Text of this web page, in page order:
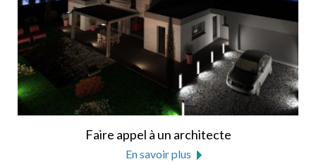
Faire appel à un architecte
En savoir plus